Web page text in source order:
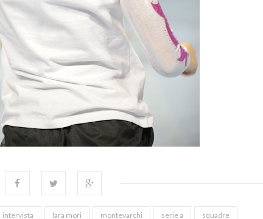
intervista lara mori montevarchi serie a squadre